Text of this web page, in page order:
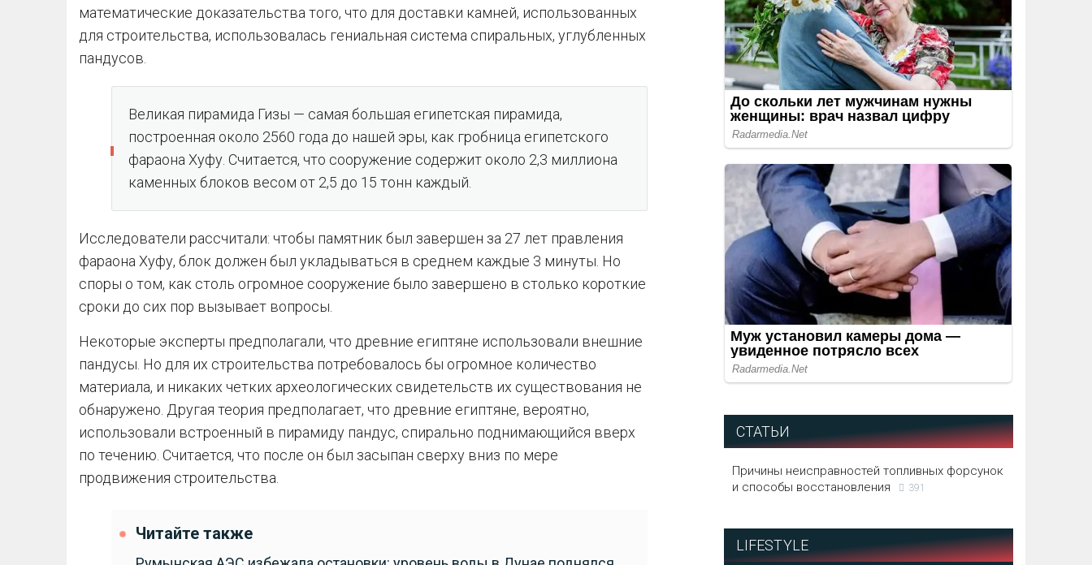
математические доказательства того, что для доставки камней, использованных
для строительства, использовалась гениальная система спиральных, углубленных
пандусов.
Великая пирамида Гизы — самая большая египетская пирамида,
построенная около 2560 года до нашей эры, как гробница египетского
фараона Хуфу. Считается, что сооружение содержит около 2,3 миллиона
каменных блоков весом от 2,5 до 15 тонн каждый.
Исследователи рассчитали: чтобы памятник был завершен за 27 лет правления
фараона Хуфу, блок должен был укладываться в среднем каждые 3 минуты. Но
споры о том, как столь огромное сооружение было завершено в столько короткие
сроки до сих пор вызывает вопросы.
Некоторые эксперты предполагали, что древние египтяне использовали внешние
пандусы. Но для их строительства потребовалось бы огромное количество
материала, и никаких четких археологических свидетельств их существования не
обнаружено. Другая теория предполагает, что древние египтяне, вероятно,
использовали встроенный в пирамиду пандус, спирально поднимающийся вверх
по течению. Считается, что после он был засыпан сверху вниз по мере
продвижения строительства.
Читайте также
СТАТЬИ
Причины неисправностей топливных форсунок
и способы восстановления
391
LIFESTYLE